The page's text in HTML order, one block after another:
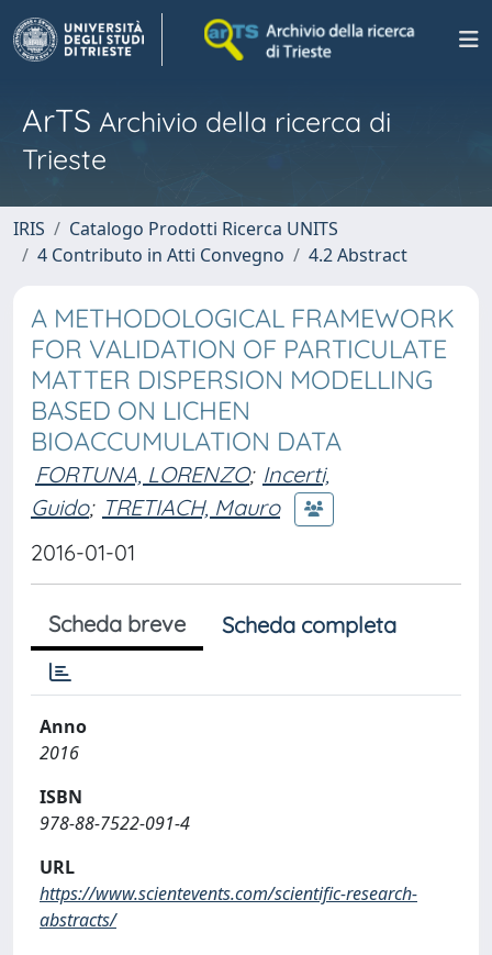
ArTS Archivio della ricerca di
Trieste
IRIS
Catalogo Prodotti Ricerca UNITS
4 Contributo in Atti Convegno
4.2 Abstract
A METHODOLOGICAL FRAMEWORK
FOR VALIDATION OF PARTICULATE
MATTER DISPERSION MODELLING
BASED ON LICHEN
BIOACCUMULATION DATA
FORTUNA, LORENZO; Incerti,
Guido; TRETIACH, Mauro
2016-01-01
Scheda breve Scheda completa
Anno
2016
ISBN
978-88-7522-091-4
URL
https://www.scientevents.com/scientific-research-
abstracts/